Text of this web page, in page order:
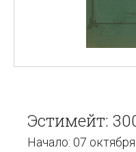
Эстимейт:
Начало: 07